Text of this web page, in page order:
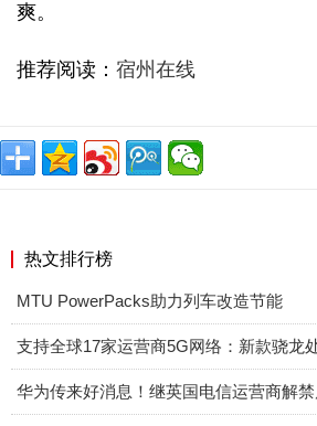
爽。
推荐阅读： 宿州在线
热文排行榜
MTU PowerPacks助力列车改造节能
支持全球17家运营商5G网络：新款骁龙
华为传来好消息！继英国电信运营商解